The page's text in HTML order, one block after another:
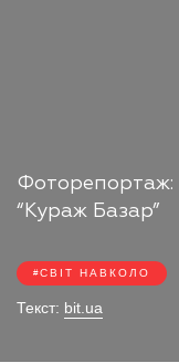
Фоторепортаж:
“Кураж Базар”
СВІТ НАВКОЛО
Текст: bit.ua